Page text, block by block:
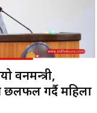
वनमन्त्री,
गर्दै महिला